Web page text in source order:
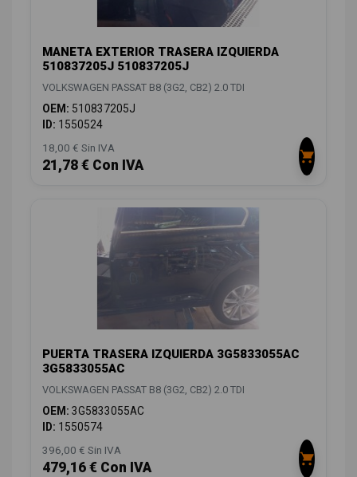
MANETA EXTERIOR TRASERA IZQUIERDA
510837205J 510837205J
VOLKSWAGEN PASSAT B8 (3G2, CB2) 2.0 TDI
OEM: 510837205J
ID: 1550524
18,00 € Sin IVA
21,78 € Con IVA
PUERTA TRASERA IZQUIERDA 3G5833055AC
3G5833055AC
VOLKSWAGEN PASSAT B8 (3G2, CB2) 2.0 TDI
OEM: 3G5833055AC
ID: 1550574
396,00 € Sin IVA
479,16 € Con IVA